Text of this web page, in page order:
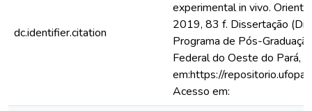
dc.identifier.citation
experimental in vivo.
2019, 83 f. Dissertação
Programa de Pós-
Federal do Oeste do Pará,
em:https://
Acesso em: